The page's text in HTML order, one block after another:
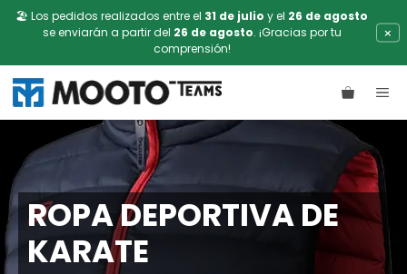
🏖️ Los pedidos realizados entre el 31 de julio y el 26 de agosto
se enviarán a partir del 26 de agosto. ¡Gracias por tu
comprensión!
×
Saltar
contenido
ROPA DEPORTIVA DE
KARATE